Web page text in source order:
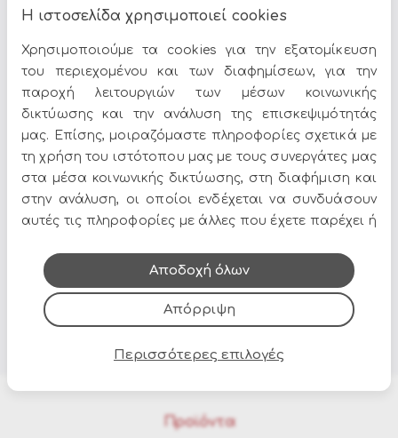
επιλεγμένα προϊόντα σε ποικιλία σχεδίων, χρωμάτων
μεγάλη γκάμα για κάθε αισθητική και ανάγκη.
Όλες οι προσφορές και τα νέα του Epilegin,
στο email και τα social media!
Προϊόντα
Η ιστοσελίδα χρησιμοποιεί cookies
Χρησιμοποιούμε τα cookies για την εξατομίκευση
του περιεχομένου και των διαφημίσεων, για την
παροχή λειτουργιών των μέσων κοινωνικής
δικτύωσης και την ανάλυση της επισκεψιμότητάς
μας. Επίσης, μοιραζόμαστε πληροφορίες σχετικά με
τη χρήση του ιστότοπου μας με τους συνεργάτες μας
στα μέσα κοινωνικής δικτύωσης, στη διαφήμιση και
στην ανάλυση, οι οποίοι ενδέχεται να συνδυάσουν
αυτές τις πληροφορίες με άλλες που έχετε παρέχει ή
τους.
Απόρριψη
Αποδοχή όλων
Περισσότερες επιλογές